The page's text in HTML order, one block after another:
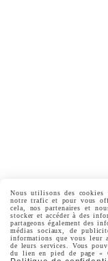
Nous utilisons des cookies
notre trafic et pour vous
cela, nos partenaires et
stocker et accéder à des
partageons également des
médias sociaux, de
informations que vous leur
de leurs services. Vous
du lien en pied de page «